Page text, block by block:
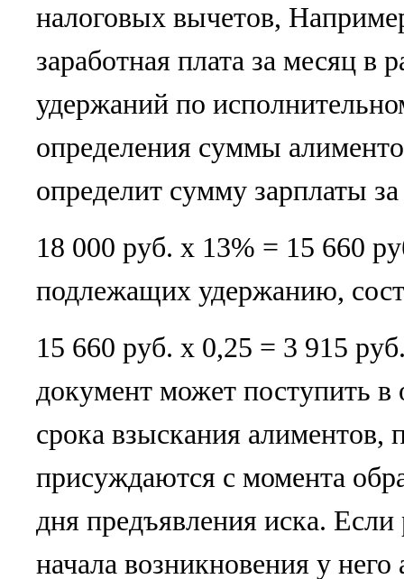
налоговых вычетов,
заработная плата за месяц в
удержаний по
определения суммы
определит сумму зарплаты
18 000 руб. х 13% = 15 660
подлежащих удержанию,
15 660 руб. х 0,25 = 3 915
документ может поступить в
срока взыскания алиментов,
присуждаются с момента
дня предъявления иска.
начала возникновения у